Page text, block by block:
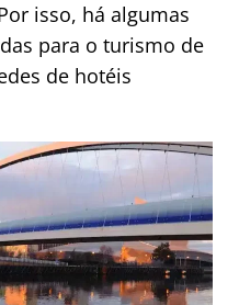
isso, há algumas
para o turismo de
de hotéis